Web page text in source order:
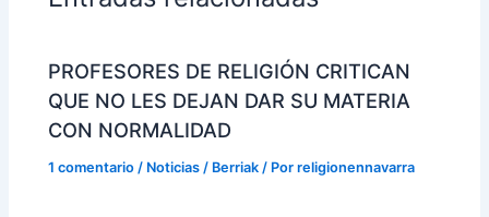
PROFESORES DE RELIGIÓN CRITICAN
QUE NO LES DEJAN DAR SU MATERIA
CON NORMALIDAD
1 comentario / Noticias / Berriak / Porreligionennavarra